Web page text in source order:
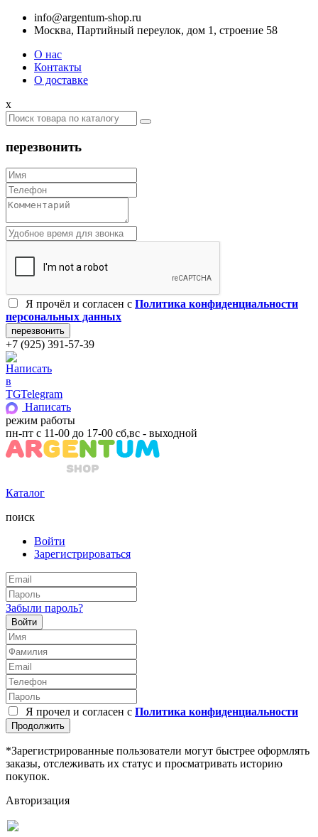
info@argentum-shop.ru
Москва, Партийный переулок, дом 1, строение 58
О нас
Контакты
О доставке
x
перезвонить
Я прочёл и согласен c Политика конфиденциальности
персональных данных
+7 (925) 391-57-39
Telegram
Написать
режим работы
пн-пт с 11-00 до 17-00 сб,вс - выходной
Каталог
поиск
Войти
Зарегистрироваться
Забыли пароль?
Войти
Я прочел и согласен с Политика конфиденциальности
Продолжить
*Зарегистрированные пользователи могут быстрее оформлять
заказы, отслеживать их статус и просматривать историю
покупок.
Авторизация